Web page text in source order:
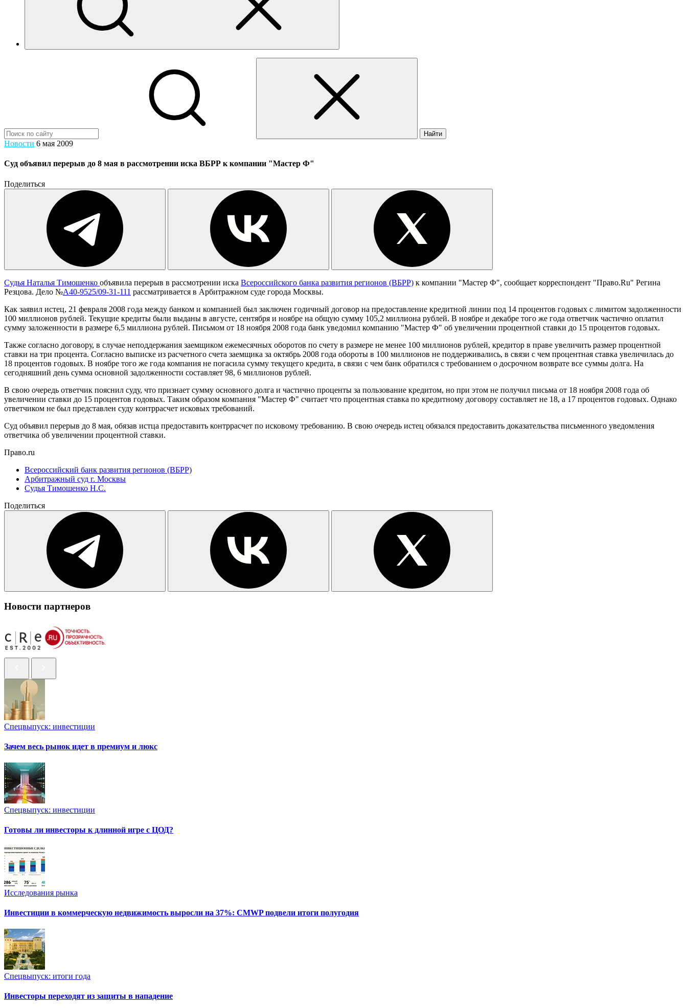
Найти
Новости 6 мая 2009
Суд объявил перерыв до 8 мая в рассмотрении иска ВБРР к компании "Мастер Ф"
Поделиться
Судья Наталья Тимошенко объявила перерыв в рассмотрении иска Всероссийского банка развития регионов (ВБРР) к компании "Мастер Ф", сообщает корреспондент "Право.Ru" Регина
Резцова. Дело №А40-9525/09-31-111 рассматривается в Арбитражном суде города Москвы.
Как заявил истец, 21 февраля 2008 года между банком и компанией был заключен годичный договор на предоставление кредитной линии под 14 процентов годовых с лимитом задолженности
100 миллионов рублей. Текущие кредиты были выданы в августе, сентября и ноябре на общую сумму 105,2 миллиона рублей. В ноябре и декабре того же года ответчик частично оплатил
сумму заложенности в размере 6,5 миллиона рублей. Письмом от 18 ноября 2008 года банк уведомил компанию "Мастер Ф" об увеличении процентной ставки до 15 процентов годовых.
Также согласно договору, в случае неподдержания заемщиком ежемесячных оборотов по счету в размере не менее 100 миллионов рублей, кредитор в праве увеличить размер процентной
ставки на три процента. Согласно выписке из расчетного счета заемщика за октябрь 2008 года обороты в 100 миллионов не поддерживались, в связи с чем процентная ставка увеличилась до
18 процентов годовых. В ноябре того же года компания не погасила сумму текущего кредита, в связи с чем банк обратился с требованием о досрочном возврате все суммы долга. На
сегодняшний день сумма основной задолженности составляет 98, 6 миллионов рублей.
В свою очередь ответчик пояснил суду, что признает сумму основного долга и частично проценты за пользование кредитом, но при этом не получил письма от 18 ноября 2008 года об
увеличении ставки до 15 процентов годовых. Таким образом компания "Мастер Ф" считает что процентная ставка по кредитному договору составляет не 18, а 17 процентов годовых. Однако
ответчиком не был представлен суду контррасчет исковых требований.
Суд объявил перерыв до 8 мая, обязав истца предоставить контррасчет по исковому требованию. В свою очередь истец обязался предоставить доказательства письменного уведомления
ответчика об увеличении процентной ставки.
Право.ru
Всероссийский банк развития регионов (ВБРР)
Арбитражный суд г. Москвы
Cудья Тимошенко Н.С.
Поделиться
Новости партнеров
Спецвыпуск: инвестиции
Зачем весь рынок идет в премиум и люкс
Спецвыпуск: инвестиции
Готовы ли инвесторы к длинной игре с ЦОД?
Исследования рынка
Инвестиции в коммерческую недвижимость выросли на 37%: CMWP подвели итоги полугодия
Спецвыпуск: итоги года
Инвесторы переходят из защиты в нападение